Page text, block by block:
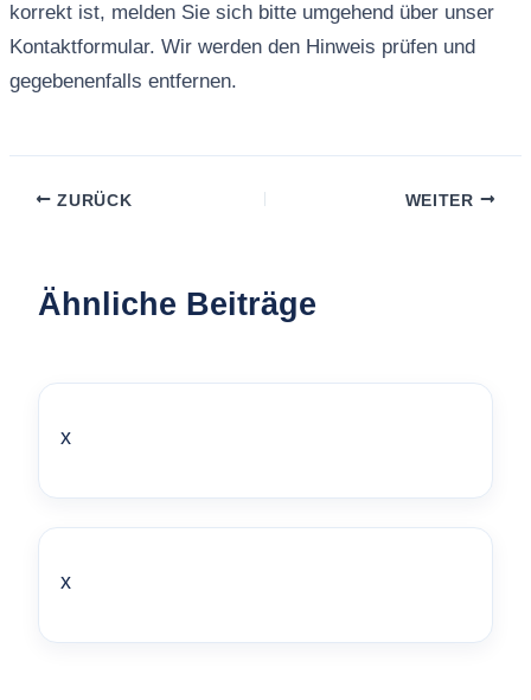
korrekt ist, melden Sie sich bitte umgehend über unser
Kontaktformular. Wir werden den Hinweis prüfen und
gegebenenfalls entfernen.
ZURÜCK WEITER
Ähnliche Beiträge
x
x